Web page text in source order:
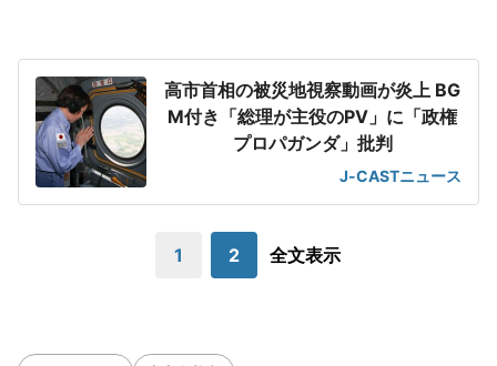
高市首相の被災地視察動画が炎上 BG
M付き「総理が主役のPV」に「政権
プロパガンダ」批判
J-CASTニュース
1 2 全文表示